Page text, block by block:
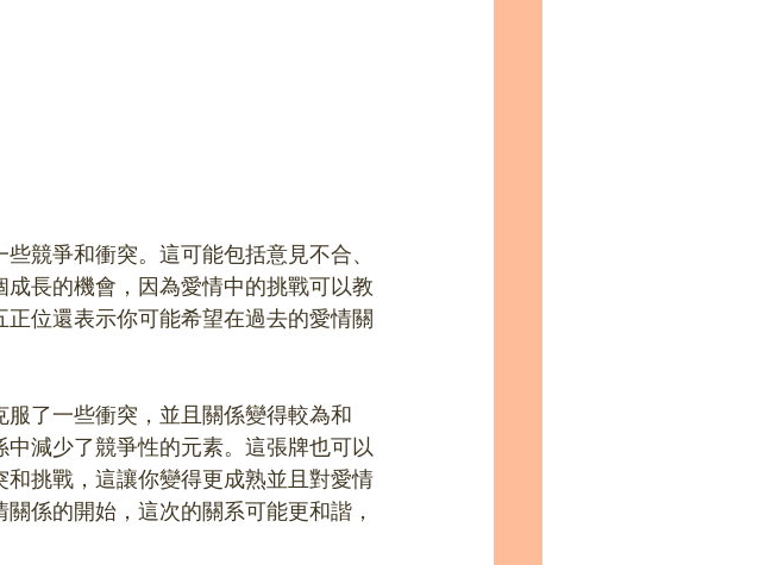
競爭和衝突。這可能包括意見不合、
長的機會，因為愛情中的挑戰可以教
位還表示你可能希望在過去的愛情關
了一些衝突，並且關係變得較為和
減少了競爭性的元素。這張牌也可以
挑戰，這讓你變得更成熟並且對愛情
係的開始，這次的關系可能更和諧，